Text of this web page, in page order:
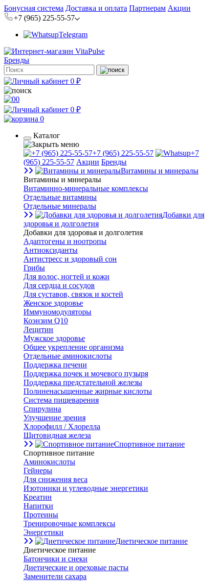
Бонусная система Доставка и оплата Партнерам Акции
+7 (965) 225-55-57
Telegram
Бренды
0 ₽
0
0 ₽
0
Каталог
+7 (965) 225-55-57
+7
(965) 225-55-57 Акции Бренды
Витамины и минералы
Витамины и минералы
Витаминно-минеральные комплексы
Отдельные витамины
Отдельные минералы
Добавки для
здоровья и долголетия
Добавки для здоровья и долголетия
Адаптогены и ноотропы
Антиоксиданты
Антистресс и здоровый сон
Грибы
Для волос, ногтей и кожи
Для сердца и сосудов
Для суставов, связок и костей
Женское здоровье
Иммуномодуляторы
Коэнзим Q10
Лецитин
Мужское здоровье
Общее укрепление организма
Отдельные аминокислоты
Поддержка печени
Поддержка почек и мочевого пузыря
Поддержка предстательной железы
Полиненасыщенные жирные кислоты
Система пищеварения
Спирулина
Улучшение зрения
Хлорофилл / Хлорелла
Щитовидная железа
Спортивное питание
Спортивное питание
Аминокислоты
Гейнеры
Для снижения веса
Изотоники и углеводные энергетики
Креатин
Напитки
Протеины
Тренировочные комплексы
Энергетики
Диетическое питание
Диетическое питание
Батончики и снеки
Диетические и ореховые пасты
Заменители сахара